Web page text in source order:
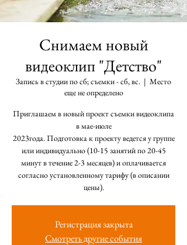
Снимаем новый
видеоклип "Детство"
Запись в студии по сб; съемки - сб, вс.
  |
Место
еще не определено
Приглашаем в новый проект съемки видеоклипа
в мае-июле
2023года. Подготовка к проекту ведется у группе
или индивидуально (10-15 занятий по 20-45
минут в течение 2-3 месяцев) и оплачивается
согласно установленному тарифу (в описании
цены).
Регистрация закрыта
Смотреть другие события